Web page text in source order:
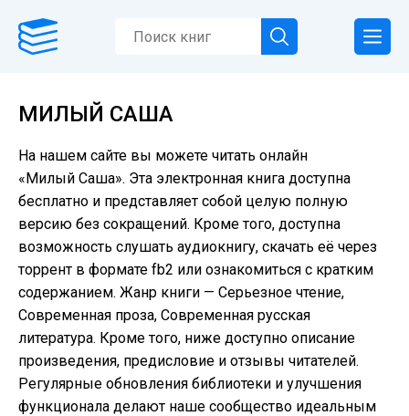
МИЛЫЙ САША
На нашем сайте вы можете читать онлайн
«Милый Саша». Эта электронная книга доступна
бесплатно и представляет собой целую полную
версию без сокращений. Кроме того, доступна
возможность слушать аудиокнигу, скачать её через
торрент в формате fb2 или ознакомиться с кратким
содержанием. Жанр книги — Серьезное чтение,
Современная проза, Современная русская
литература. Кроме того, ниже доступно описание
произведения, предисловие и отзывы читателей.
Регулярные обновления библиотеки и улучшения
функционала делают наше сообщество идеальным